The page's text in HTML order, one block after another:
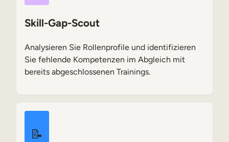
Skill-Gap-Scout
Analysieren Sie Rollenprofile und identifizieren
Sie fehlende Kompetenzen im Abgleich mit
bereits abgeschlossenen Trainings.
📝